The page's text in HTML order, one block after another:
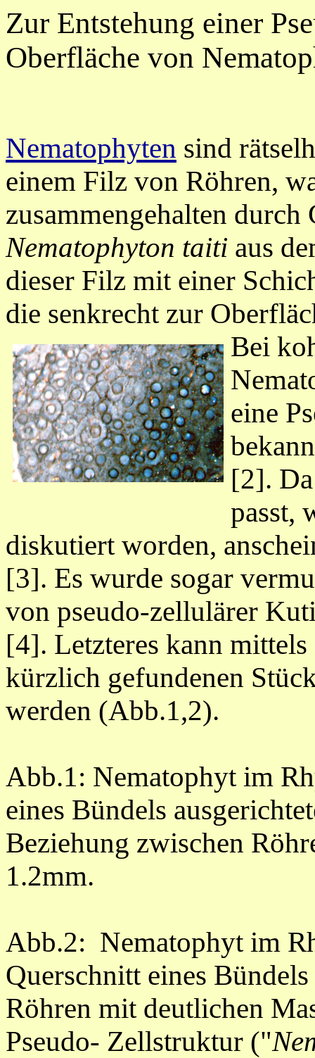
Zur Entstehung einer
Oberfläche von
Nematophyten sind
einem Filz von Röhren,
zusammengehalten
Nematophyton taiti aus
dieser Filz mit einer
die senkrecht zur
Bei
eine
[2].
passt,
diskutiert worden,
[3]. Es wurde sogar
von pseudo-zellulärer
[4]. Letzteres kann
kürzlich gefundenen
werden (Abb.1,2).
Abb.1: Nematophyt im
eines Bündels
Beziehung zwischen
1.2mm.
Abb.2: Nematophyt im
Querschnitt eines
Röhren mit deutlichen
Pseudo- Zellstruktur ("